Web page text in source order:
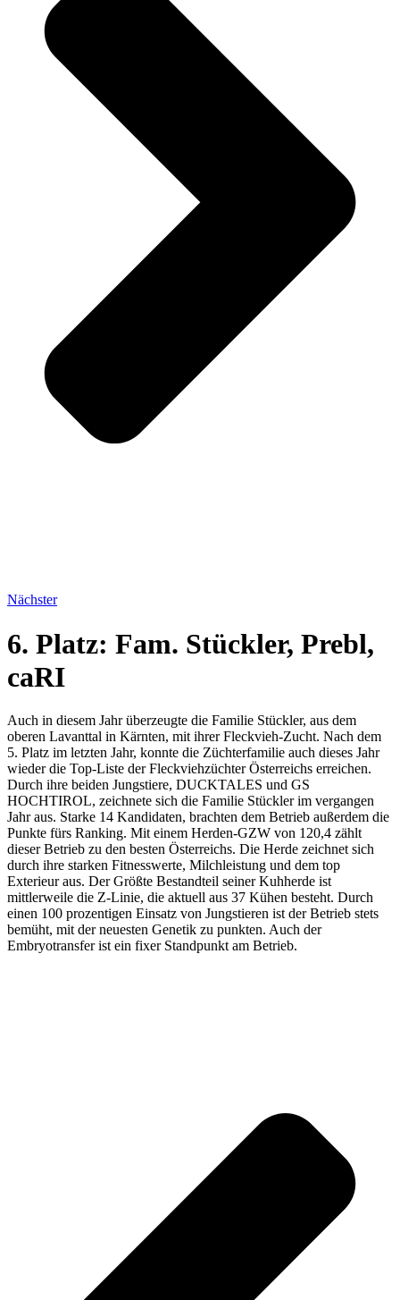
Nächster
6. Platz: Fam. Stückler, Prebl,
caRI
Auch in diesem Jahr überzeugte die Familie Stückler, aus dem
oberen Lavanttal in Kärnten, mit ihrer Fleckvieh-Zucht. Nach dem
5. Platz im letzten Jahr, konnte die Züchterfamilie auch dieses Jahr
wieder die Top-Liste der Fleckviehzüchter Österreichs erreichen.
Durch ihre beiden Jungstiere, DUCKTALES und GS
HOCHTIROL, zeichnete sich die Familie Stückler im vergangen
Jahr aus. Starke 14 Kandidaten, brachten dem Betrieb außerdem die
Punkte fürs Ranking. Mit einem Herden-GZW von 120,4 zählt
dieser Betrieb zu den besten Österreichs. Die Herde zeichnet sich
durch ihre starken Fitnesswerte, Milchleistung und dem top
Exterieur aus. Der Größte Bestandteil seiner Kuhherde ist
mittlerweile die Z-Linie, die aktuell aus 37 Kühen besteht. Durch
einen 100 prozentigen Einsatz von Jungstieren ist der Betrieb stets
bemüht, mit der neuesten Genetik zu punkten. Auch der
Embryotransfer ist ein fixer Standpunkt am Betrieb.